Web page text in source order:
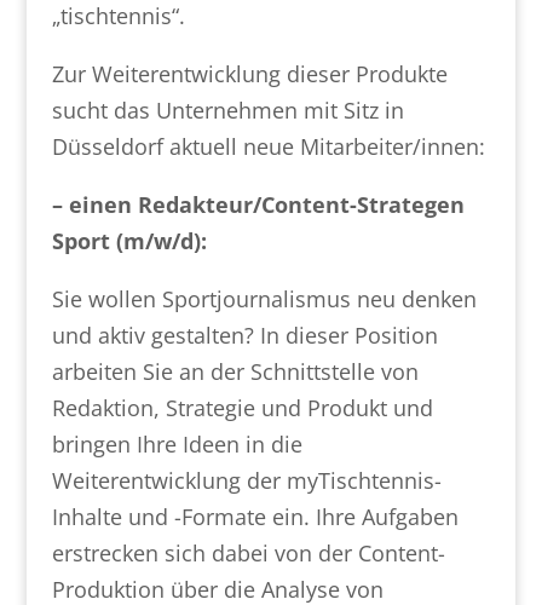
„tischtennis“.
Zur Weiterentwicklung dieser Produkte
sucht das Unternehmen mit Sitz in
Düsseldorf aktuell neue Mitarbeiter/innen:
– einen Redakteur/Content-Strategen
Sport (m/w/d):
Sie wollen Sportjournalismus neu denken
und aktiv gestalten? In dieser Position
arbeiten Sie an der Schnittstelle von
Redaktion, Strategie und Produkt und
bringen Ihre Ideen in die
Weiterentwicklung der myTischtennis-
Inhalte und -Formate ein. Ihre Aufgaben
erstrecken sich dabei von der Content-
Produktion über die Analyse von